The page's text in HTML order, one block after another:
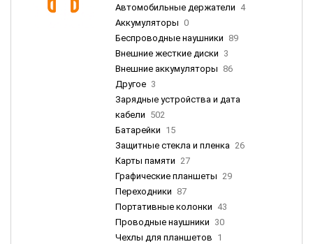
Автомобильные держатели 4
Аккумуляторы 0
Беспроводные наушники 89
Внешние жесткие диски 3
Внешние аккумуляторы 86
Другое 3
Зарядные устройства и дата
кабели 502
Батарейки 15
Защитные стекла и пленка 26
Карты памяти 27
Графические планшеты 29
Переходники 87
Портативные колонки 43
Проводные наушники 30
Чехлы для планшетов 1